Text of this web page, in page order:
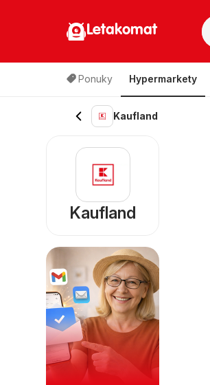
Letakomat
Ponuky Hypermarkety
Kaufland
Kaufland